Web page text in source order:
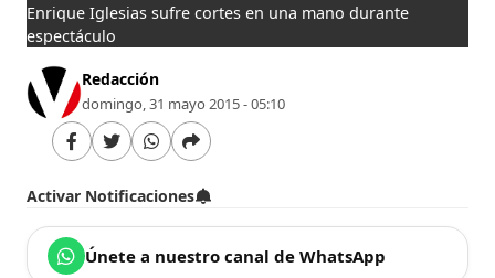
Enrique Iglesias sufre cortes en una mano durante
espectáculo
Redacción
domingo, 31 mayo 2015 - 05:10
Activar Notificaciones
Únete a nuestro canal de WhatsApp